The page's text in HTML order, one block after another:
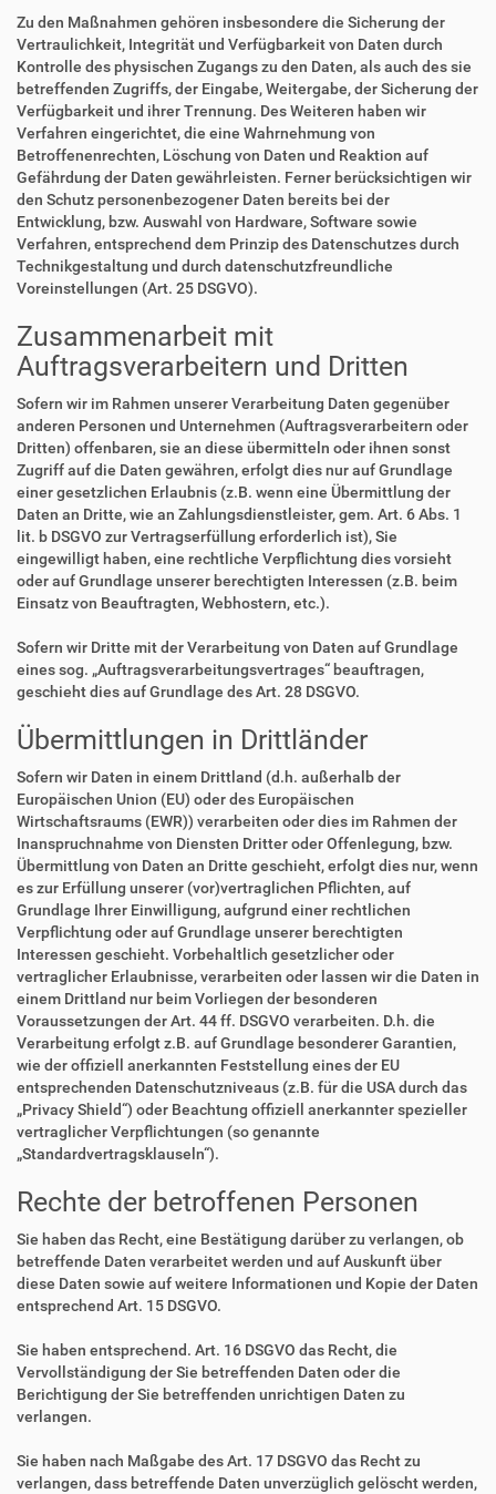
Zu den Maßnahmen gehören insbesondere die Sicherung der
Vertraulichkeit, Integrität und Verfügbarkeit von Daten durch
Kontrolle des physischen Zugangs zu den Daten, als auch des sie
betreffenden Zugriffs, der Eingabe, Weitergabe, der Sicherung der
Verfügbarkeit und ihrer Trennung. Des Weiteren haben wir
Verfahren eingerichtet, die eine Wahrnehmung von
Betroffenenrechten, Löschung von Daten und Reaktion auf
Gefährdung der Daten gewährleisten. Ferner berücksichtigen wir
den Schutz personenbezogener Daten bereits bei der
Entwicklung, bzw. Auswahl von Hardware, Software sowie
Verfahren, entsprechend dem Prinzip des Datenschutzes durch
Technikgestaltung und durch datenschutzfreundliche
Voreinstellungen (Art. 25 DSGVO).
Zusammenarbeit mit
Auftragsverarbeitern und Dritten
Sofern wir im Rahmen unserer Verarbeitung Daten gegenüber
anderen Personen und Unternehmen (Auftragsverarbeitern oder
Dritten) offenbaren, sie an diese übermitteln oder ihnen sonst
Zugriff auf die Daten gewähren, erfolgt dies nur auf Grundlage
einer gesetzlichen Erlaubnis (z.B. wenn eine Übermittlung der
Daten an Dritte, wie an Zahlungsdienstleister, gem. Art. 6 Abs. 1
lit. b DSGVO zur Vertragserfüllung erforderlich ist), Sie
eingewilligt haben, eine rechtliche Verpflichtung dies vorsieht
oder auf Grundlage unserer berechtigten Interessen (z.B. beim
Einsatz von Beauftragten, Webhostern, etc.).
Sofern wir Dritte mit der Verarbeitung von Daten auf Grundlage
eines sog. „Auftragsverarbeitungsvertrages“ beauftragen,
geschieht dies auf Grundlage des Art. 28 DSGVO.
Übermittlungen in Drittländer
Sofern wir Daten in einem Drittland (d.h. außerhalb der
Europäischen Union (EU) oder des Europäischen
Wirtschaftsraums (EWR)) verarbeiten oder dies im Rahmen der
Inanspruchnahme von Diensten Dritter oder Offenlegung, bzw.
Übermittlung von Daten an Dritte geschieht, erfolgt dies nur, wenn
es zur Erfüllung unserer (vor)vertraglichen Pflichten, auf
Grundlage Ihrer Einwilligung, aufgrund einer rechtlichen
Verpflichtung oder auf Grundlage unserer berechtigten
Interessen geschieht. Vorbehaltlich gesetzlicher oder
vertraglicher Erlaubnisse, verarbeiten oder lassen wir die Daten in
einem Drittland nur beim Vorliegen der besonderen
Voraussetzungen der Art. 44 ff. DSGVO verarbeiten. D.h. die
Verarbeitung erfolgt z.B. auf Grundlage besonderer Garantien,
wie der offiziell anerkannten Feststellung eines der EU
entsprechenden Datenschutzniveaus (z.B. für die USA durch das
„Privacy Shield“) oder Beachtung offiziell anerkannter spezieller
vertraglicher Verpflichtungen (so genannte
„Standardvertragsklauseln“).
Rechte der betroffenen Personen
Sie haben das Recht, eine Bestätigung darüber zu verlangen, ob
betreffende Daten verarbeitet werden und auf Auskunft über
diese Daten sowie auf weitere Informationen und Kopie der Daten
entsprechend Art. 15 DSGVO.
Sie haben entsprechend. Art. 16 DSGVO das Recht, die
Vervollständigung der Sie betreffenden Daten oder die
Berichtigung der Sie betreffenden unrichtigen Daten zu
verlangen.
Sie haben nach Maßgabe des Art. 17 DSGVO das Recht zu
verlangen, dass betreffende Daten unverzüglich gelöscht werden,